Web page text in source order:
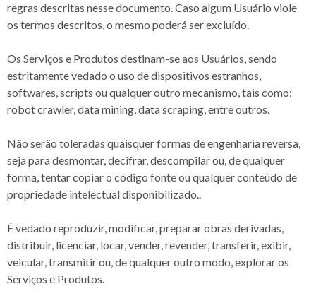
regras descritas nesse documento. Caso algum Usuário viole
os termos descritos, o mesmo poderá ser excluído.
Os Serviços e Produtos destinam-se aos Usuários, sendo
estritamente vedado o uso de dispositivos estranhos,
softwares, scripts ou qualquer outro mecanismo, tais como:
robot crawler, data mining, data scraping, entre outros.
Não serão toleradas quaisquer formas de engenharia reversa,
seja para desmontar, decifrar, descompilar ou, de qualquer
forma, tentar copiar o código fonte ou qualquer conteúdo de
propriedade intelectual disponibilizado..
É vedado reproduzir, modificar, preparar obras derivadas,
distribuir, licenciar, locar, vender, revender, transferir, exibir,
veicular, transmitir ou, de qualquer outro modo, explorar os
Serviços e Produtos.